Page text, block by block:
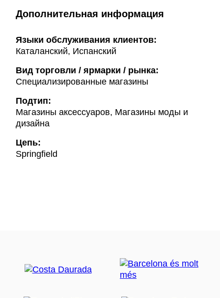
Дополнительная информация
Языки обслуживания клиентов:
Каталанский, Испанский
Вид торговли / ярмарки / рынка:
Специализированные магазины
Подтип:
Магазины аксессуаров, Магазины моды и
дизайна
Цепь:
Springfield